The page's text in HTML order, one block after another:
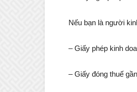
Nếu bạn là người
– Giấy phép kinh
– Giấy đóng thuế